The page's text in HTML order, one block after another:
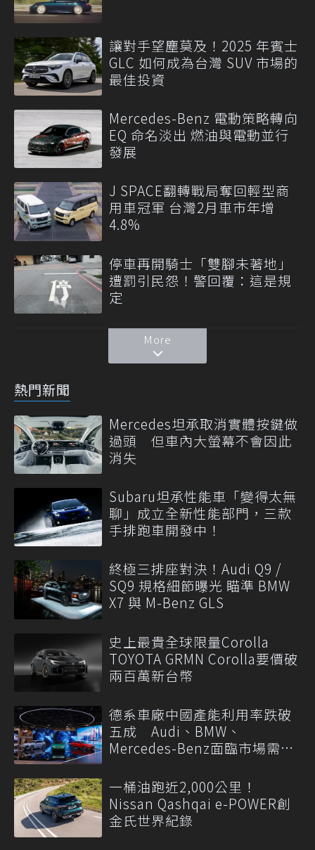
讓對手望塵莫及！2025 年賓士
GLC 如何成為台灣 SUV 市場的
最佳投資
Mercedes-Benz 電動策略轉向
EQ 命名淡出 燃油與電動並行
發展
J SPACE翻轉戰局奪回輕型商
用車冠軍 台灣2月車市年增
4.8%
停車再開騎士「雙腳未著地」
遭罰引民怨！警回覆：這是規
定
More
熱門新聞
Mercedes坦承取消實體按鍵做
過頭 但車內大螢幕不會因此
消失
Subaru坦承性能車「變得太無
聊」成立全新性能部門，三款
手排跑車開發中！
終極三排座對決！Audi Q9 /
SQ9 規格細節曝光 瞄準 BMW
X7 與 M-Benz GLS
史上最貴全球限量Corolla
TOYOTA GRMN Corolla要價破
兩百萬新台幣
德系車廠中國產能利用率跌破
五成 Audi、BMW、
Mercedes-Benz面臨市場需求
一桶油跑近2,000公里！
Nissan Qashqai e-POWER創
金氏世界紀錄